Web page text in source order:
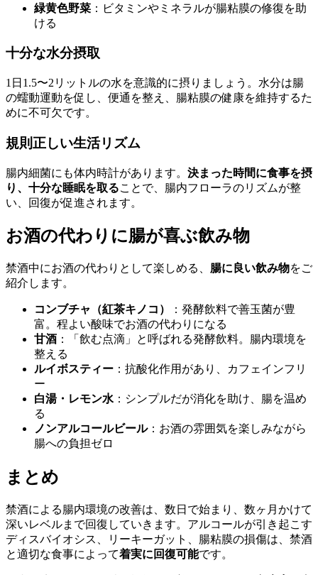
緑黄色野菜 ：ビタミンやミネラルが腸粘膜の修復を助
ける
十分な水分摂取
1日1.5〜2リットルの水を意識的に摂りましょう。水分は腸
の蠕動運動を促し、便通を整え、腸粘膜の健康を維持するた
めに不可欠です。
規則正しい生活リズム
腸内細菌にも体内時計があります。 決まった時間に食事を摂
り、十分な睡眠を取ることで、腸内フローラのリズムが整
い、回復が促進されます。
お酒の代わりに腸が喜ぶ飲み物
禁酒中にお酒の代わりとして楽しめる、 腸に良い飲み物をご
紹介します。
コンブチャ（紅茶キノコ）
：発酵飲料で善玉菌が豊
富。程よい酸味でお酒の代わりになる
甘酒 ：「飲む点滴」と呼ばれる発酵飲料。腸内環境を
整える
ルイボスティー ：抗酸化作用があり、カフェインフリ
ー
白湯・レモン水 ：シンプルだが消化を助け、腸を温め
る
ノンアルコールビール：お酒の雰囲気を楽しみながら
腸への負担ゼロ
まとめ
禁酒による腸内環境の改善は、数日で始まり、数ヶ月かけて
深いレベルまで回復していきます。アルコールが引き起こす
ディスバイオシス、リーキーガット、腸粘膜の損傷は、禁酒
と適切な食事によって着実に回復可能です。